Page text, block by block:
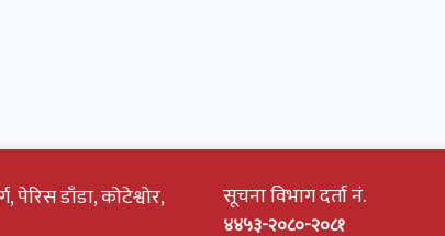
पेरिस डाँडा, कोटेश्वोर,
सूचना विभाग दर्ता नं.
४४५३-२०८०-२०८१